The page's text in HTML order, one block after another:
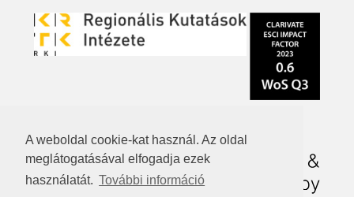
A weboldal cookie-kat használ. Az oldal
meglátogatásával elfogadja ezek
használatát. További információ